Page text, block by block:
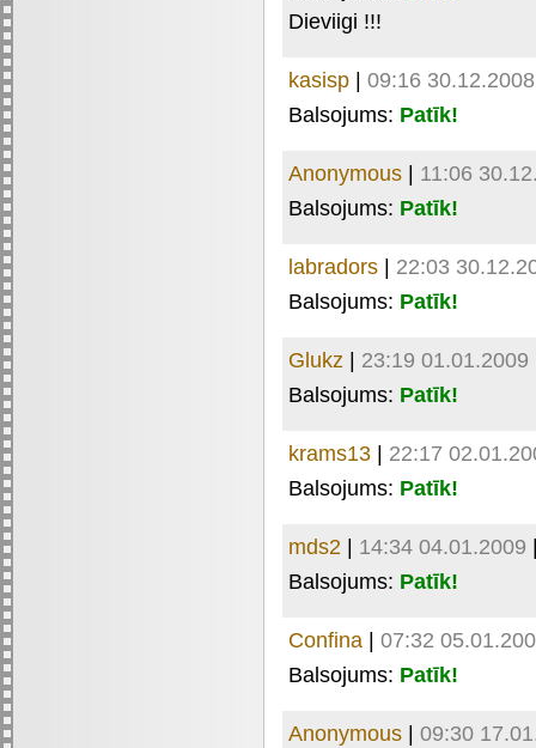
Dieviigi !!!
kasisp | 09:16 30.12.2008
Balsojums: Patīk!
Anonymous | 11:06
Balsojums: Patīk!
labradors | 22:03
Balsojums: Patīk!
Glukz | 23:19 01.01.2009
Balsojums: Patīk!
krams13 | 22:17
Balsojums: Patīk!
mds2 | 14:34 04.01.2009
Balsojums: Patīk!
Confina | 07:32
Balsojums: Patīk!
Anonymous | 09:30